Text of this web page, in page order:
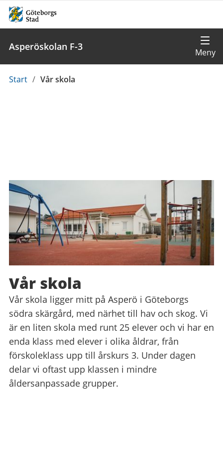
Asperöskolan F-3
Du
Start / Vår skola
Vår skola
Vår skola ligger mitt på Asperö i Göteborgs
södra skärgård, med närhet till hav och skog. Vi
är en liten skola med runt 25 elever och vi har en
enda klass med elever i olika åldrar, från
förskoleklass upp till årskurs 3. Under dagen
delar vi oftast upp klassen i mindre
åldersanpassade grupper.